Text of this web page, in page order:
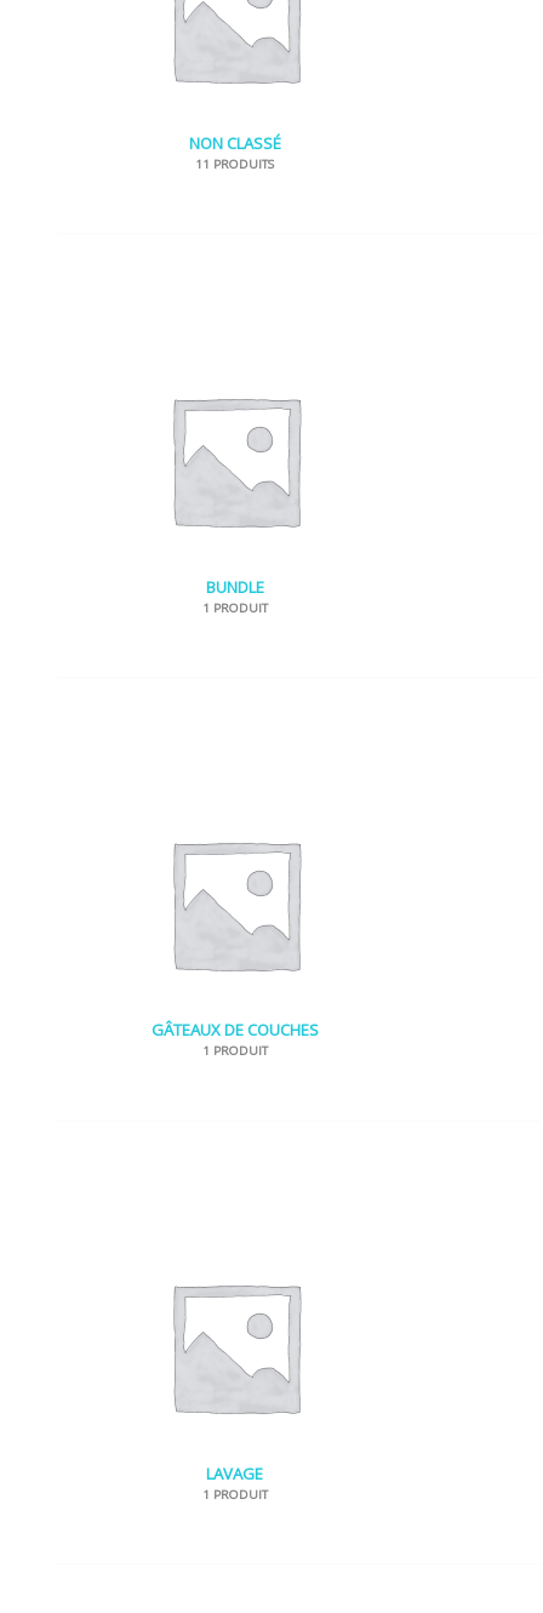
NON CLASSÉ
11 PRODUITS
BUNDLE
1 PRODUIT
GÂTEAUX DE COUCHES
1 PRODUIT
LAVAGE
1 PRODUIT